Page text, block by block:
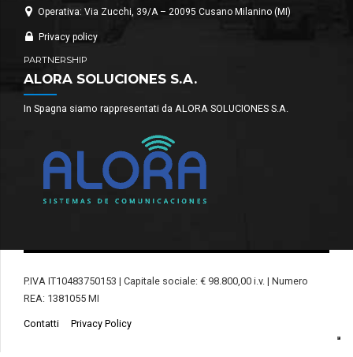
Operativa: Via Zucchi, 39/A – 20095 Cusano Milanino (MI)
Privacy policy
PARTNERSHIP
ALORA SOLUCIONES S.A.
In Spagna siamo rappresentati da ALORA SOLUCIONES S.A.
P.IVA IT10483750153 | Capitale sociale: € 98.800,00 i.v. | Numero
REA: 1381055 MI
Contatti Privacy Policy